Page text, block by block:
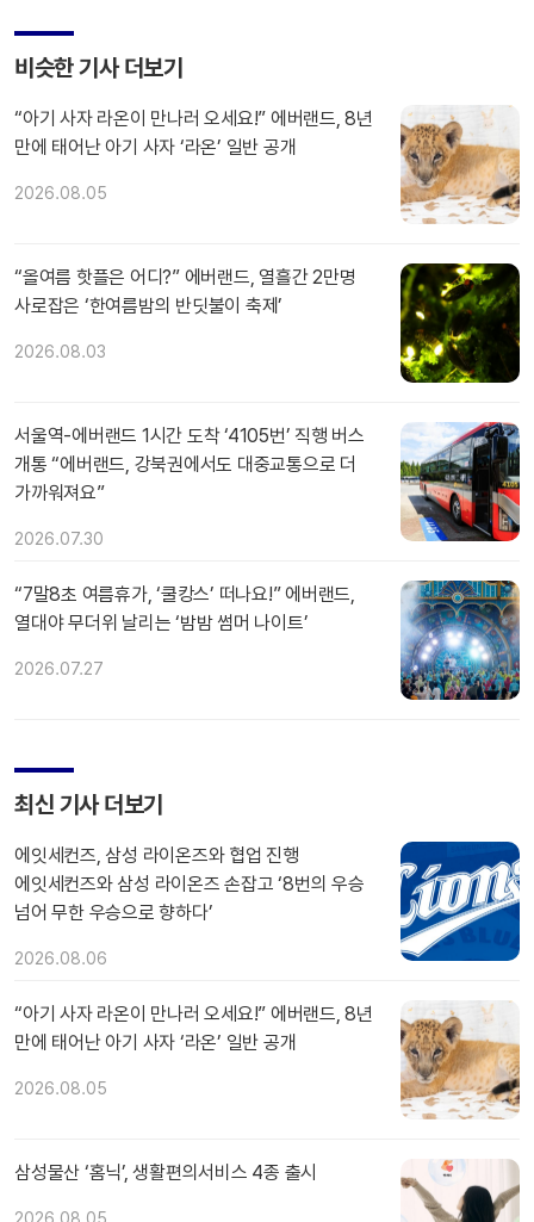
비슷한 기사 더보기
“아기 사자 라온이 만나러 오세요!” 에버랜드, 8년
만에 태어난 아기 사자 ‘라온’ 일반 공개
2026.08.05
“올여름 핫플은 어디?” 에버랜드, 열흘간 2만명
사로잡은 ‘한여름밤의 반딧불이 축제’
2026.08.03
서울역-에버랜드 1시간 도착 ‘4105번’ 직행 버스
개통 “에버랜드, 강북권에서도 대중교통으로 더
가까워져요”
2026.07.30
“7말8초 여름휴가, ‘쿨캉스’ 떠나요!” 에버랜드,
열대야 무더위 날리는 ‘밤밤 썸머 나이트’
2026.07.27
최신 기사 더보기
에잇세컨즈, 삼성 라이온즈와 협업 진행
에잇세컨즈와 삼성 라이온즈 손잡고 ‘8번의 우승
넘어 무한 우승으로 향하다’
2026.08.06
“아기 사자 라온이 만나러 오세요!” 에버랜드, 8년
만에 태어난 아기 사자 ‘라온’ 일반 공개
2026.08.05
삼성물산 ‘홈닉’, 생활편의서비스 4종 출시